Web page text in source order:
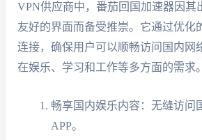
VPN供应商中，番茄回国加速器因其
友好的界面而备受推崇。它通过优化
连接，确保用户可以顺畅访问国内网
在娱乐、学习和工作等多方面的需求。
畅享国内娱乐内容：无缝访问
APP。